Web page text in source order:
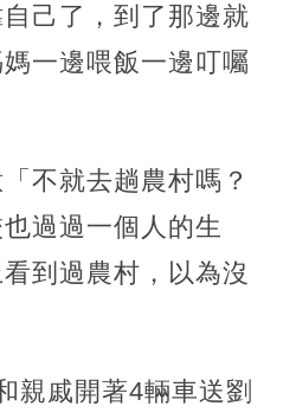
己了，到了那邊就
一邊喂飯一邊叮囑
不就去趟農村嗎？
過過一個人的生
到過農村，以為沒
親戚開著4輛車送劉